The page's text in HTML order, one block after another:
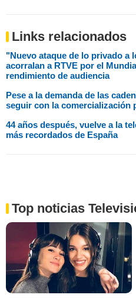
Links relacionados
"Nuevo ataque de lo privado a
acorralan a RTVE por el
rendimiento de audiencia
Pese a la demanda de las
seguir con la comercialización
44 años después, vuelve a la
más recordados de España
Top noticias